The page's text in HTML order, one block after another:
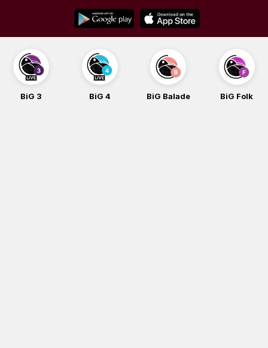
content
BiG 3 BiG 4 BiG Balade BiG Folk